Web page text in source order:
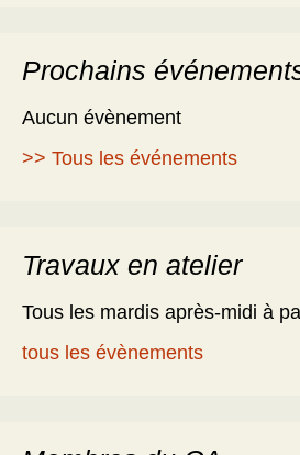
Prochains
Aucun évènement
>> Tous les événements
Travaux en atelier
Tous les mardis après-midi à
tous les évènements